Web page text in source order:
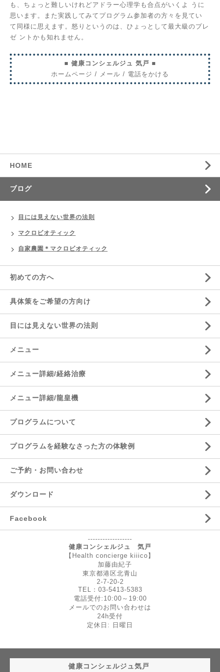
も、ちょっと難しいけれどアドラー心理学も合点がいくよ
うに
思います。また実践してみてプログラム参加者の方々を見てい
て同様に思えます。怒りというのは、ひょっとして最大級のプレ
ゼ ントかも知れません。
■ 健康コンシェルジュ 気戸 ■
ホームページ / メール / 電話をかける
HOME
ブログ
目には見えない世界の法則
マクロビオティック
自家農園＊マクロビオティック
初めての方へ
具体策をご希望の方向け
目には見えない世界の法則
メニュー
メニュー詳細/経絡治療
メニュー詳細/龍皇機
プログラムについて
プログラムを経験なさった方の体験例
ご予約・お問い合わせ
ダウンロード
Facebook
------------------
健康コンシェルジュ 気戸
【Health concierge kiiico】
加藤由紀子
東京都港区北青山
2-7-20-2
TEL：03-5413-5383
電話受付:10:00～19:00
メールでのお問い合わせは
24h受付
定休日: 日曜日
健康コンシェルジュ気戸